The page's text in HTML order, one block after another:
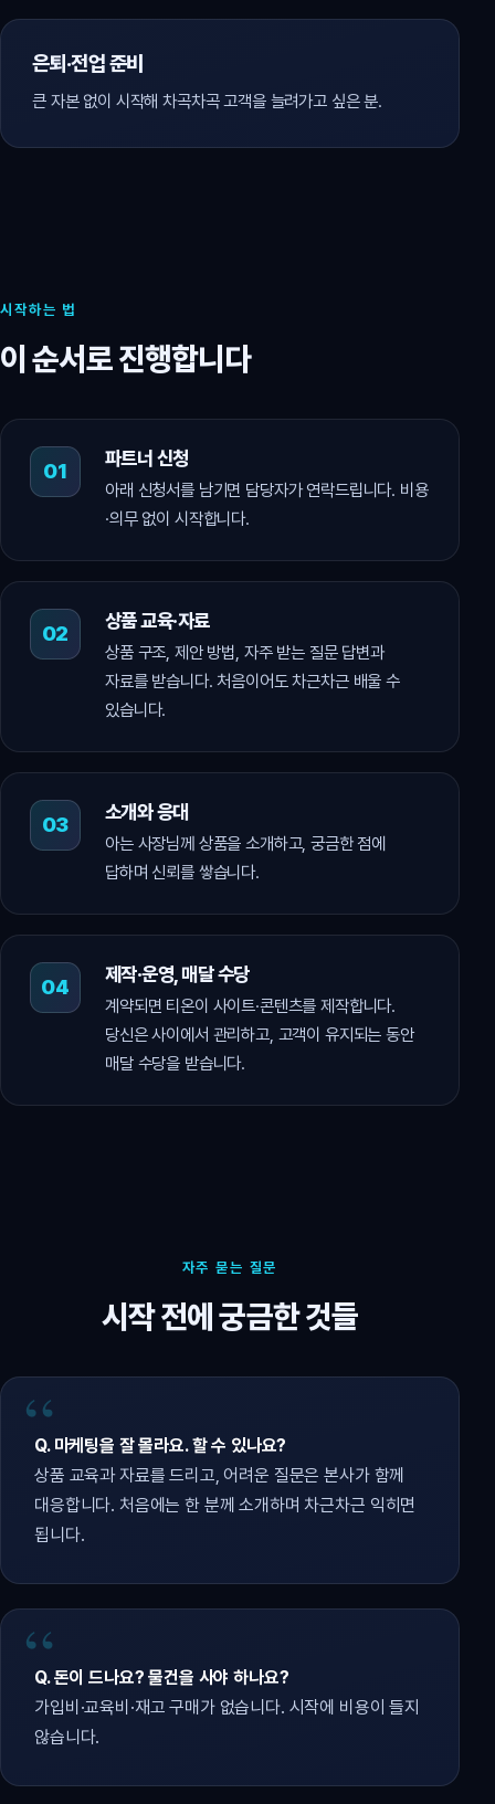
은퇴·전업 준비
큰 자본 없이 시작해 차곡차곡 고객을 늘려가고 싶은 분.
시작하는 법
이 순서로 진행합니다
파트너 신청
아래 신청서를 남기면 담당자가 연락드립니다. 비용
·의무 없이 시작합니다.
상품 교육·자료
상품 구조, 제안 방법, 자주 받는 질문 답변과
자료를 받습니다. 처음이어도 차근차근 배울 수
있습니다.
소개와 응대
아는 사장님께 상품을 소개하고, 궁금한 점에
답하며 신뢰를 쌓습니다.
제작·운영, 매달 수당
계약되면 티온이 사이트·콘텐츠를 제작합니다.
당신은 사이에서 관리하고, 고객이 유지되는 동안
매달 수당을 받습니다.
자주 묻는 질문
시작 전에 궁금한 것들
Q. 마케팅을 잘 몰라요. 할 수 있나요?
상품 교육과 자료를 드리고, 어려운 질문은 본사가 함께
대응합니다. 처음에는 한 분께 소개하며 차근차근 익히면
됩니다.
Q. 돈이 드나요? 물건을 사야 하나요?
가입비·교육비·재고 구매가 없습니다. 시작에 비용이 들지
않습니다.